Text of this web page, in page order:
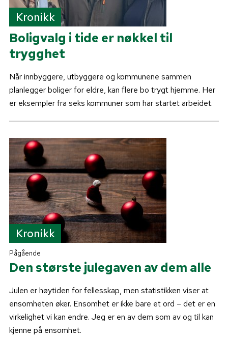
Kronikk
Boligvalg i tide er nøkkel til
trygghet
Når innbyggere, utbyggere og kommunene sammen
planlegger boliger for eldre, kan flere bo trygt hjemme. Her
er eksempler fra seks kommuner som har startet arbeidet.
Kronikk
Pågående
Den største julegaven av dem alle
Julen er høytiden for fellesskap, men statistikken viser at
ensomheten øker. Ensomhet er ikke bare et ord – det er en
virkelighet vi kan endre. Jeg er en av dem som av og til kan
kjenne på ensomhet.